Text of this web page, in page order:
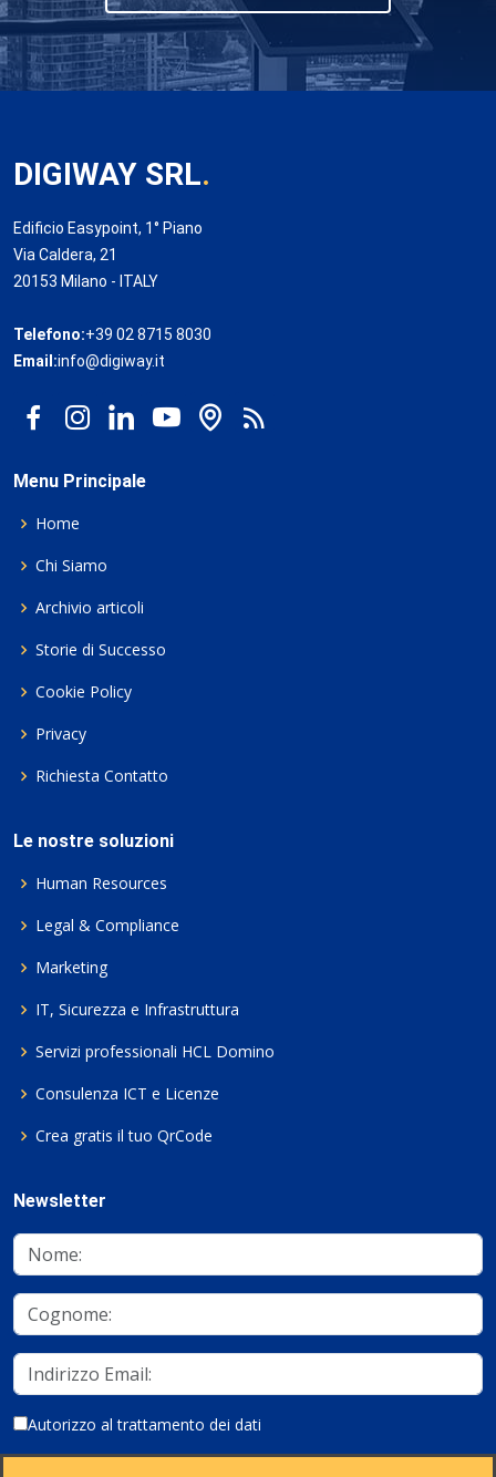
DIGIWAY SRL.
Edificio Easypoint, 1° Piano
Via Caldera, 21
20153 Milano - ITALY
Telefono:+39 02 8715 8030
Email:info@digiway.it
Menu Principale
Home
Chi Siamo
Archivio articoli
Storie di Successo
Cookie Policy
Privacy
Richiesta Contatto
Le nostre soluzioni
Human Resources
Legal & Compliance
Marketing
IT, Sicurezza e Infrastruttura
Servizi professionali HCL Domino
Consulenza ICT e Licenze
Crea gratis il tuo QrCode
Newsletter
Autorizzo al trattamento dei dati